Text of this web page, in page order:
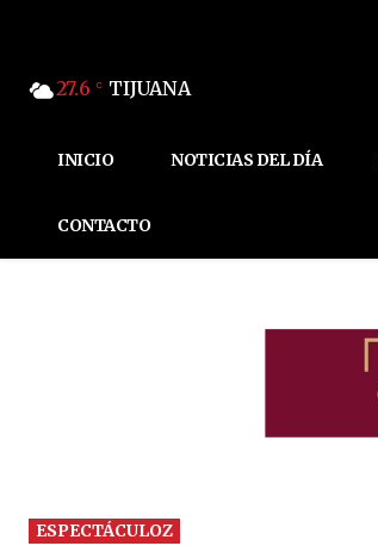
27.6 C TIJUANA
INICIO NOTICIAS DEL DÍA
CONTACTO
ESPECTÁCULOZ